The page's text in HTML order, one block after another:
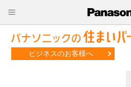
ビジネスのお客様へ